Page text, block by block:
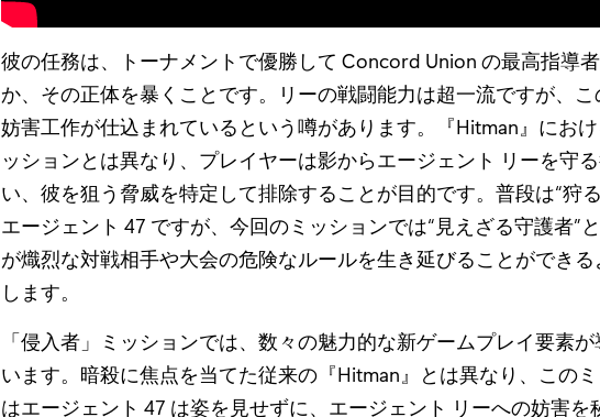
彼の任務は、トーナメントで優勝して Concord Union の最高指導
か、その正体を暴くことです。リーの戦闘能力は超一流ですが、こ
妨害工作が仕込まれているという噂があります。『Hitman』におけ
ッションとは異なり、プレイヤーは影からエージェント リーを守
い、彼を狙う脅威を特定して排除することが目的です。普段は“狩
エージェント 47 ですが、今回のミッションでは“見えざる守護者”
が熾烈な対戦相手や大会の危険なルールを生き延びることができ
します。
「侵入者」ミッションでは、数々の魅力的な新ゲームプレイ要素
います。暗殺に焦点を当てた従来の『Hitman』とは異なり、この
はエージェント 47 は姿を見せずに、エージェント リーへの妨害を